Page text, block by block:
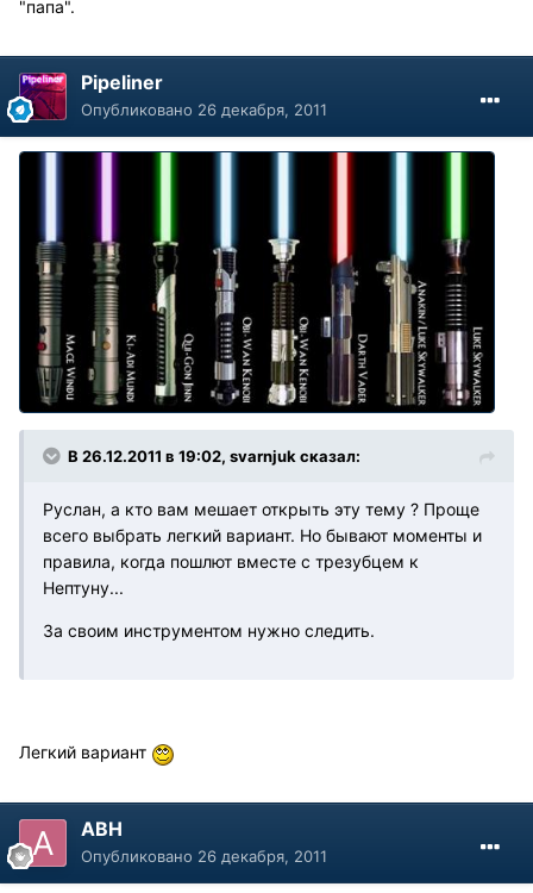
"папа".
Pipeliner
Опубликовано 26 декабря, 2011
В 26.12.2011 в 19:02, svarnjuk сказал:
Руслан, а кто вам мешает открыть эту тему ? Проще
всего выбрать легкий вариант. Но бывают моменты и
правила, когда пошлют вместе с трезубцем к
Нептуну...
За своим инструментом нужно следить.
Легкий вариант
АВН
Опубликовано 26 декабря, 2011